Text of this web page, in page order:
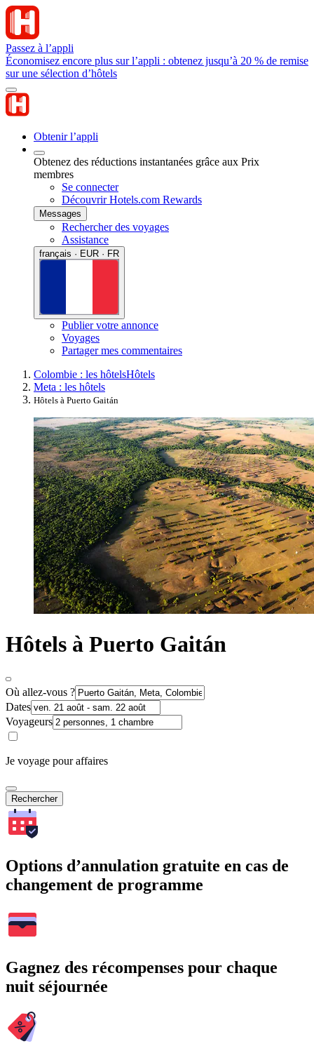
Passez à l’appli
Économisez encore plus sur l’appli : obtenez jusqu’à 20 % de remise
sur une sélection d’hôtels
Obtenir l’appli
Obtenez des réductions instantanées grâce aux Prix
membres
Se connecter
Découvrir Hotels.com Rewards
Messages
Rechercher des voyages
Assistance
français · EUR · FR
Publier votre annonce
Voyages
Partager mes commentaires
Colombie : les hôtelsHôtels
Meta : les hôtels
Hôtels à Puerto Gaitán
Hôtels à Puerto Gaitán
Où allez-vous ?
Dates
Voyageurs
Je voyage pour affaires
Rechercher
Options d’annulation gratuite en cas de
changement de programme
Gagnez des récompenses pour chaque
nuit séjournée